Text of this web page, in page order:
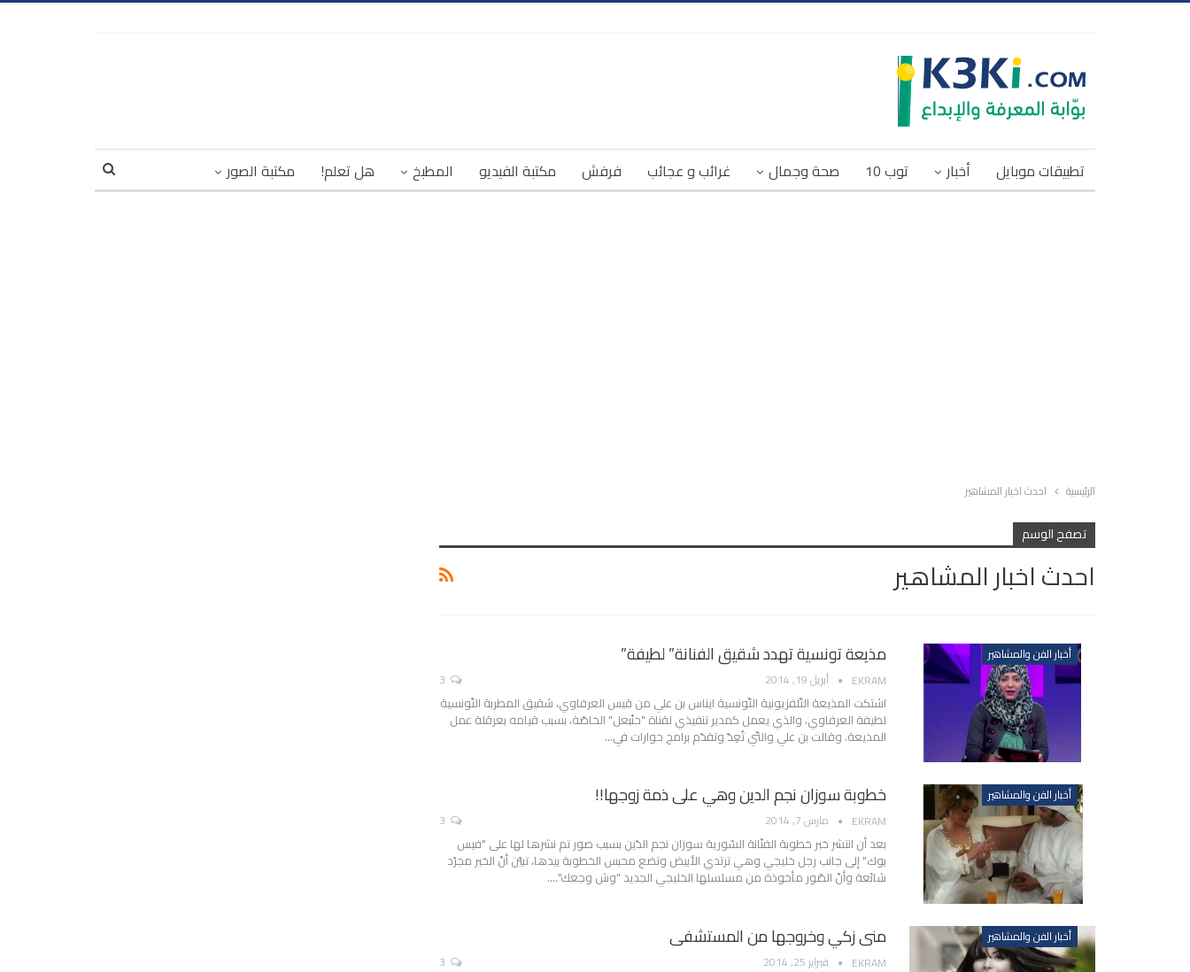
تطبيقات موبايل أخبار توب 10 صحة وجمال غرائب و عجائب فرفش مكتبة الفيديو المطبخ هل تعلم! مكتبة الصور
الرئيسية احدث اخبار المشاهير
تصفح الوسم
احدث اخبار المشاهير
أخبار الفن والمشاهير مذيعة تونسية تهدد شقيق الفنانة” لطيفة”
EKRAM أبريل 19, 2014
اشتكت المذيعة التّلفزيونية التّونسية ايناس بن علي من قيس العرفاوي، شقيق المطربة التّونسية
لطيفة العرفاوي، والذي يعمل كمدير تنفيذي لقناة "حنّبعل" الخاصّة، بسبب قيامه بعرقلة عمل
المذيعة. وقالت بن علي والتّي تُعِدّ وتقدّم برامج حوارات في…
أخبار الفن والمشاهير خطوبة سوزان نجم الدين وهي على ذمة زوجها!!
EKRAM مارس 7, 2014
بعد أن انتشر خبر خطوبة الفنّانة السّورية سوزان نجم الدّين بسبب صور تم نشرها لها على "فيس
بوك" إلى جانب رجل خليجي وهي ترتدي الأبيض وتضع محبس الخطوبة بيدها، تبيّن أنّ الخبر مجرّد
شائعة وأنّ الصّور مأخوذة من مسلسلها الخليجي الجديد "وش وجعك".…
أخبار الفن والمشاهير منى زكي وخروجها من المستشفى
EKRAM فبراير 25, 2014